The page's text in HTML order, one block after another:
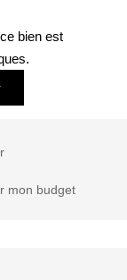
bien est
mon budget